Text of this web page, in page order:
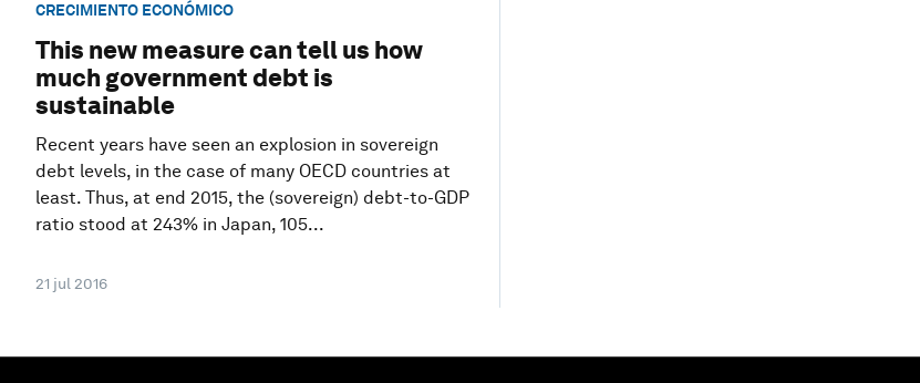
CRECIMIENTO ECONÓMICO
This new measure can tell us how
much government debt is
sustainable
Recent years have seen an explosion in sovereign
debt levels, in the case of many OECD countries at
least. Thus, at end 2015, the (sovereign) debt-to-GDP
ratio stood at 243% in Japan, 105...
21 jul 2016